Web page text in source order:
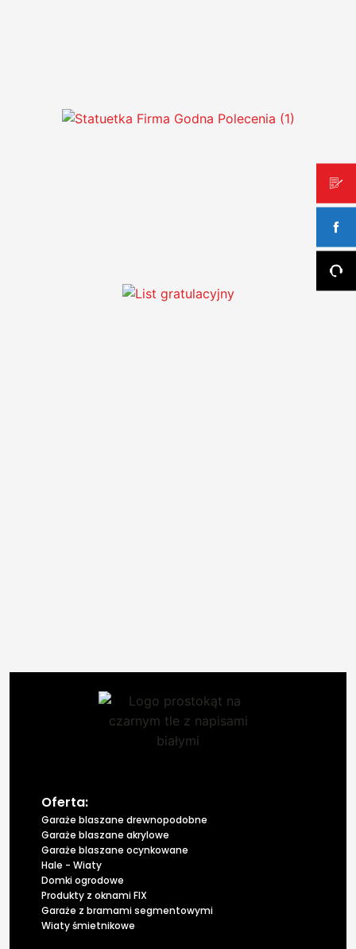
Oferta:
Garaże blaszane drewnopodobne
Garaże blaszane akrylowe
Garaże blaszane ocynkowane
Hale - Wiaty
Domki ogrodowe
Produkty z oknami FIX
Garaże z bramami segmentowymi
Wiaty śmietnikowe